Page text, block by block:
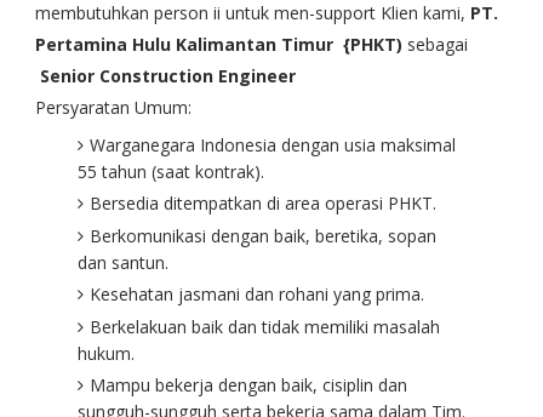
membutuhkan person ii untuk men-support Klien kami, PT.
Pertamina Hulu Kalimantan Timur {PHKT) sebagai
Senior Construction Engineer
Persyaratan Umum:
Warganegara Indonesia dengan usia maksimal
55 tahun (saat kontrak).
Bersedia ditempatkan di area operasi PHKT.
Berkomunikasi dengan baik, beretika, sopan
dan santun.
Kesehatan jasmani dan rohani yang prima.
Berkelakuan baik dan tidak memiliki masalah
hukum.
Mampu bekerja dengan baik, cisiplin dan
sungguh-sungguh serta bekerja sama dalam Tim.